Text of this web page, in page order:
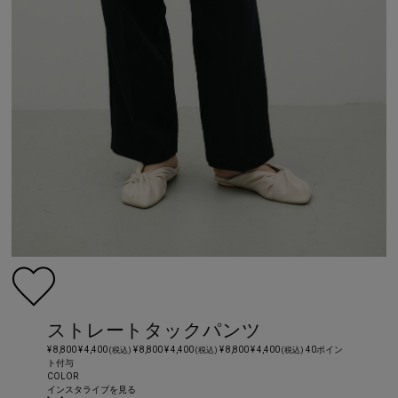
ストレートタックパンツ
¥ 8,800¥ 4,400(税込) ¥ 8,800¥ 4,400(税込) ¥ 8,800¥ 4,400 (税込) 40ポイン
ト付与
COLOR
インスタライブを見る